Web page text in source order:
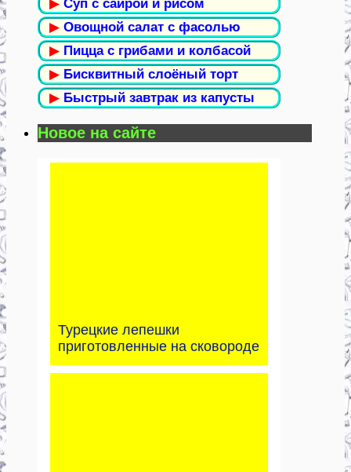
▶ Суп с сайрой и рисом
▶ Овощной салат с фасолью
▶ Пицца с грибами и колбасой
▶ Бисквитный слоёный торт
▶ Быстрый завтрак из капусты
Новое на сайте
Турецкие лепешки
приготовленные на сковороде